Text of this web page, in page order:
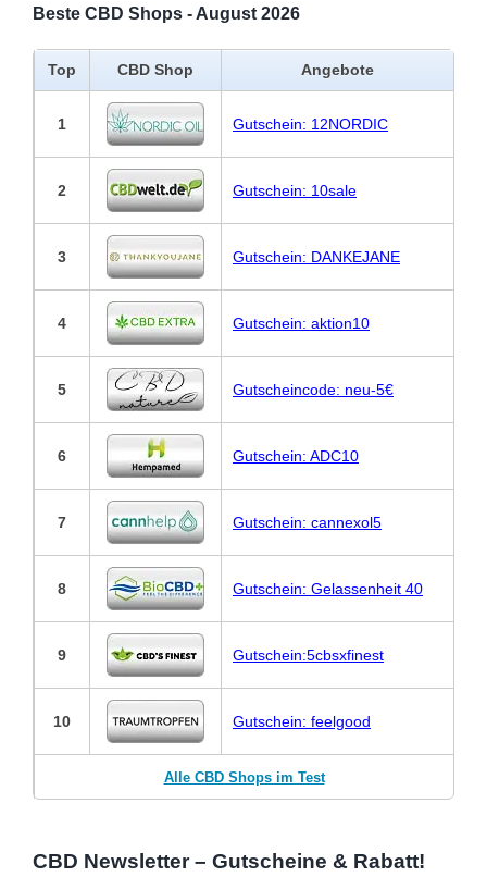
Beste CBD Shops - August 2026
Top CBD Shop Angebote
1 Gutschein: 12NORDIC
2 Gutschein: 10sale
3 Gutschein: DANKEJANE
4 Gutschein: aktion10
5 Gutscheincode: neu-5€
6 Gutschein: ADC10
7 Gutschein: cannexol5
8 Gutschein: Gelassenheit 40
9 Gutschein:5cbsxfinest
10 Gutschein: feelgood
Alle CBD Shops im Test
CBD Newsletter – Gutscheine & Rabatt!